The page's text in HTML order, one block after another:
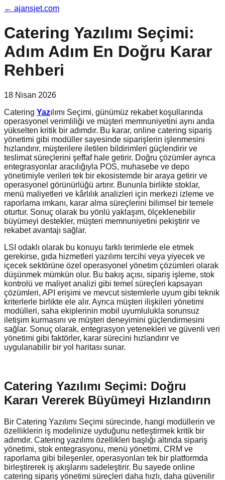
← ajansjet.com
Catering Yazılımı Seçimi:
Adım Adım En Doğru Karar
Rehberi
18 Nisan 2026
Catering Yazılımı Seçimi, günümüz rekabet koşullarında
operasyonel verimliliği ve müşteri memnuniyetini aynı anda
yükselten kritik bir adımdır. Bu karar, online catering sipariş
yönetimi gibi modüller sayesinde siparişlerin işlenmesini
hızlandırır, müşterilere iletilen bildirimleri güçlendirir ve
teslimat süreçlerini şeffaf hale getirir. Doğru çözümler ayrıca
entegrasyonlar aracılığıyla POS, muhasebe ve depo
yönetimiyle verileri tek bir ekosistemde bir araya getirir ve
operasyonel görünürlüğü artırır. Bununla birlikte stoklar,
menü maliyetleri ve kârlılık analizleri için merkezi izleme ve
raporlama imkanı, karar alma süreçlerini bilimsel bir temele
oturtur. Sonuç olarak bu yönlü yaklaşım, ölçeklenebilir
büyümeyi destekler, müşteri memnuniyetini pekiştirir ve
rekabet avantajı sağlar.
LSI odaklı olarak bu konuyu farklı terimlerle ele etmek
gerekirse, gıda hizmetleri yazılımı tercihi veya yiyecek ve
içecek sektörüne özel operasyonel yönetim çözümleri olarak
düşünmek mümkün olur. Bu bakış açısı, sipariş işleme, stok
kontrolü ve maliyet analizi gibi temel süreçleri kapsayan
çözümleri, API erişimi ve mevcut sistemlerle uyum gibi teknik
kriterlerle birlikte ele alır. Ayrıca müşteri ilişkileri yönetimi
modülleri, saha ekiplerinin mobil uyumlulukla sorunsuz
iletişim kurmasını ve müşteri deneyimini güçlendirmesini
sağlar. Sonuç olarak, entegrasyon yetenekleri ve güvenli veri
yönetimi gibi faktörler, karar sürecini hızlandırır ve
uygulanabilir bir yol haritası sunar.
Catering Yazılımı Seçimi: Doğru
Kararı Vererek Büyümeyi Hızlandırın
Bir Catering Yazılımı Seçimi sürecinde, hangi modüllerin ve
özelliklerin iş modelinize uyduğunu netleştirmek kritik bir
adımdır. Catering yazılımı özellikleri başlığı altında sipariş
yönetimi, stok entegrasyonu, menü yönetimi, CRM ve
raporlama gibi bileşenler, operasyonları tek bir platformda
birleştirerek iş akışlarını sadeleştirir. Bu sayede online
catering sipariş yönetimi süreçleri daha hızlı, daha güvenilir